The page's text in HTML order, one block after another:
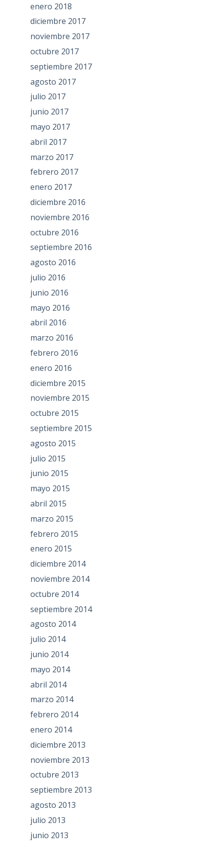
enero 2018
diciembre 2017
noviembre 2017
octubre 2017
septiembre 2017
agosto 2017
julio 2017
junio 2017
mayo 2017
abril 2017
marzo 2017
febrero 2017
enero 2017
diciembre 2016
noviembre 2016
octubre 2016
septiembre 2016
agosto 2016
julio 2016
junio 2016
mayo 2016
abril 2016
marzo 2016
febrero 2016
enero 2016
diciembre 2015
noviembre 2015
octubre 2015
septiembre 2015
agosto 2015
julio 2015
junio 2015
mayo 2015
abril 2015
marzo 2015
febrero 2015
enero 2015
diciembre 2014
noviembre 2014
octubre 2014
septiembre 2014
agosto 2014
julio 2014
junio 2014
mayo 2014
abril 2014
marzo 2014
febrero 2014
enero 2014
diciembre 2013
noviembre 2013
octubre 2013
septiembre 2013
agosto 2013
julio 2013
junio 2013